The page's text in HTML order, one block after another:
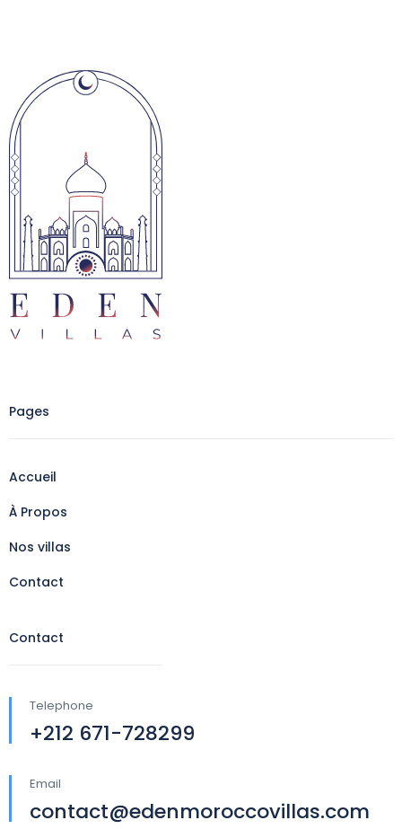
Pages
Accueil
À Propos
Nos villas
Contact
Contact
Telephone
+212 671-728299
Email
contact@edenmoroccovillas.com